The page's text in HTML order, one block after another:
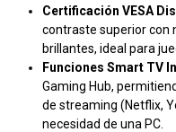
Certificación VESA
contraste superior con
brillantes, ideal para
Funciones Smart TV
Gaming Hub,
de streaming (Netflix,
necesidad de una PC.